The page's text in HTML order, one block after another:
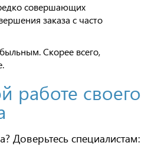
совершающих
заказа с часто
Скорее всего,
работе своего
Доверьтесь специалистам: